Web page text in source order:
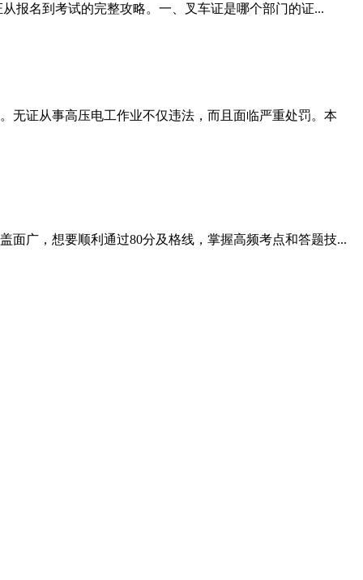
报名到考试的完整攻略。一、叉车证是哪个部门的证...
无证从事高压电工作业不仅违法，而且面临严重处罚。本
面广，想要顺利通过80分及格线，掌握高频考点和答题技...